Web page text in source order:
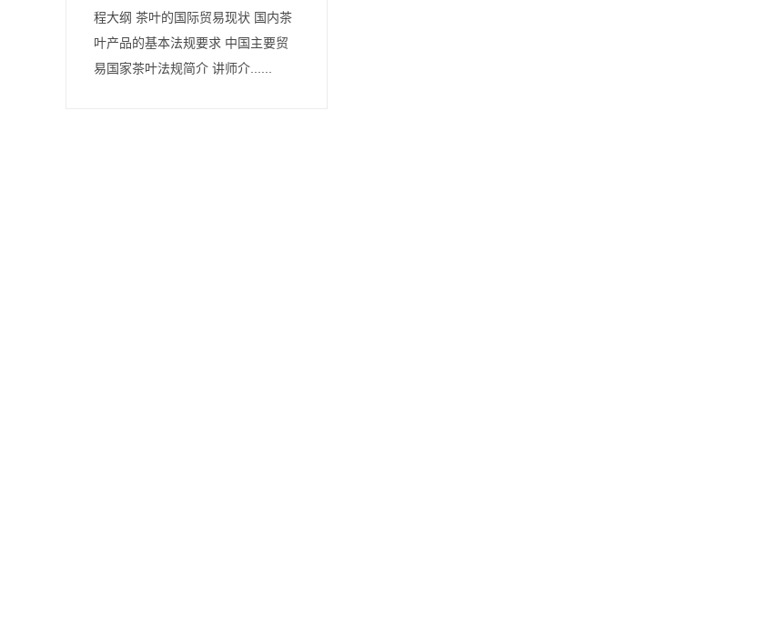
程大纲 茶叶的国际贸易现状 国内茶
叶产品的基本法规要求 中国主要贸
易国家茶叶法规简介 讲师介......